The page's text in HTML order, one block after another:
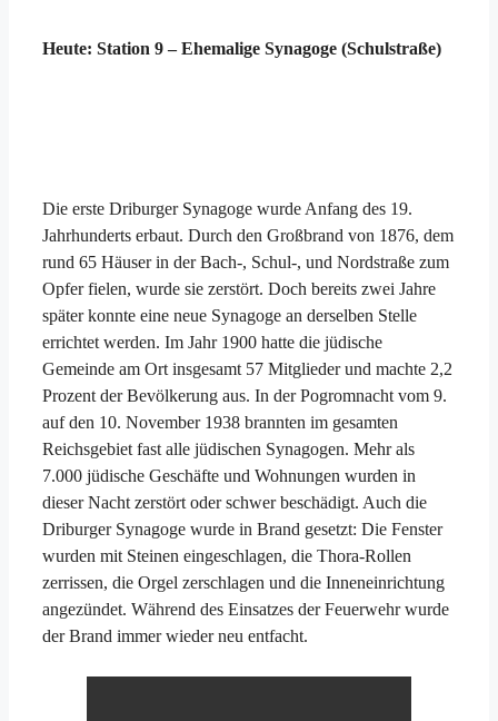
Heute: Station 9 – Ehemalige Synagoge (Schulstraße)
Die erste Driburger Synagoge wurde Anfang des 19.
Jahrhunderts erbaut. Durch den Großbrand von 1876, dem
rund 65 Häuser in der Bach-, Schul-, und Nordstraße zum
Opfer fielen, wurde sie zerstört. Doch bereits zwei Jahre
später konnte eine neue Synagoge an derselben Stelle
errichtet werden. Im Jahr 1900 hatte die jüdische
Gemeinde am Ort insgesamt 57 Mitglieder und machte 2,2
Prozent der Bevölkerung aus. In der Pogromnacht vom 9.
auf den 10. November 1938 brannten im gesamten
Reichsgebiet fast alle jüdischen Synagogen. Mehr als
7.000 jüdische Geschäfte und Wohnungen wurden in
dieser Nacht zerstört oder schwer beschädigt. Auch die
Driburger Synagoge wurde in Brand gesetzt: Die Fenster
wurden mit Steinen eingeschlagen, die Thora-Rollen
zerrissen, die Orgel zerschlagen und die Inneneinrichtung
angezündet. Während des Einsatzes der Feuerwehr wurde
der Brand immer wieder neu entfacht.